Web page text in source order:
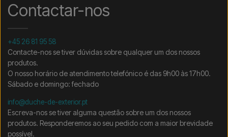
Contactar-nos
+45 26 81 95 58
Contacte-nos se tiver dúvidas sobre qualquer um dos nossos
produtos.
O nosso horário de atendimento telefónico é das 9h00 às 17h00.
Sábado e domingo: fechado
info@duche-de-exterior.pt
Escreva-nos se tiver alguma questão sobre um dos nossos
produtos. Responderemos ao seu pedido com a maior brevidade
possível.